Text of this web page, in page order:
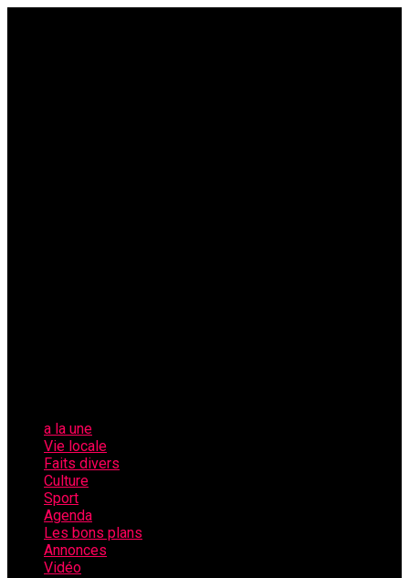
a la une
Vie locale
Faits divers
Culture
Sport
Agenda
Les bons plans
Annonces
Vidéo